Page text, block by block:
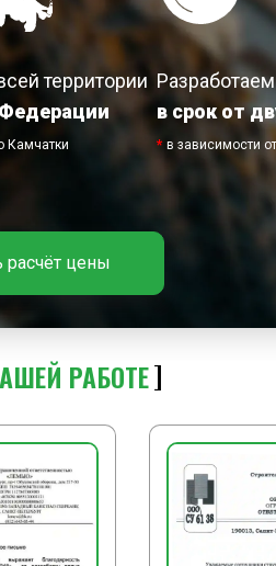
территории
Камчатки
в срок от
* в зависимости
расчёт цены
РАБОТЕ